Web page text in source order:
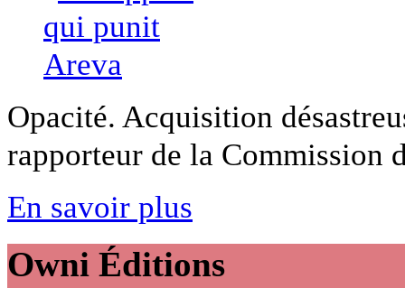
Opacité. Acquisition
rapporteur de la Commission
En savoir plus
Owni Éditions